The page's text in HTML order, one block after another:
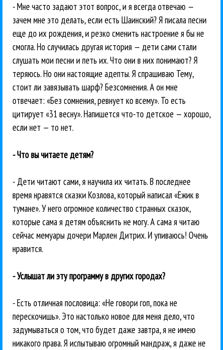
- Мне часто задают этот вопрос, и я всегда отвечаю —
зачем мне это делать, если есть Шаинский? Я писала песни
еще до их рождения, и резко сменить настроение я бы не
смогла. Но случилась другая история — дети сами стали
слушать мои песни и петь их. Что они в них понимают? Я
теряюсь. Но они настоящие адепты. Я спрашиваю Тему,
стоит ли завязывать шарф? Безсомнения. А он мне
отвечает: «Без сомнения, ревнует ко всему». То есть
цитирует «31 весну». Напишется что-то детское — хорошо,
если нет — то нет.
- Что вы читаете детям?
- Дети читают сами, я научила их читать. В последнее
время нравятся сказки Козлова, который написал «Ежик в
тумане». У него огромное количество странных сказок,
которые сама я детям объяснить не могу. А сама я читаю
сейчас мемуары дочери Марлен Дитрих. И упиваюсь! Очень
нравится.
- Услышат ли эту программу в других городах?
- Есть отличная пословица: «Не говори гоп, пока не
перескочишь». Это настолько новое для меня дело, что
задумываться о том, что будет даже завтра, я не имею
никакого права. Я испытываю огромный мандраж, я даже не